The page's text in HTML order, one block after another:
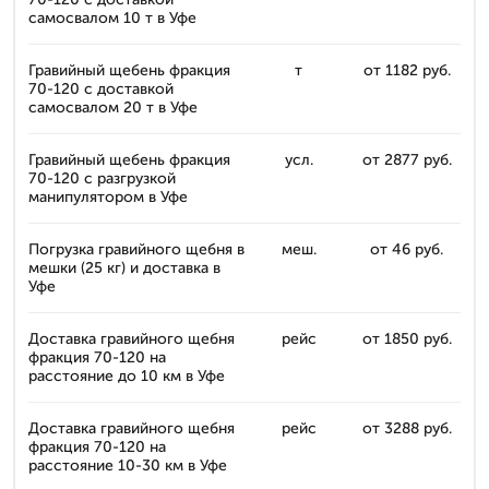
самосвалом 10 т в Уфе
Гравийный щебень фракция
70-120 с доставкой
самосвалом 20 т в Уфе
т от 1182 руб.
Гравийный щебень фракция
70-120 с разгрузкой
манипулятором в Уфе
усл. от 2877 руб.
Погрузка гравийного щебня в
мешки (25 кг) и доставка в
Уфе
меш. от 46 руб.
Доставка гравийного щебня
фракция 70-120 на
расстояние до 10 км в Уфе
рейс от 1850 руб.
Доставка гравийного щебня
фракция 70-120 на
расстояние 10-30 км в Уфе
рейс от 3288 руб.